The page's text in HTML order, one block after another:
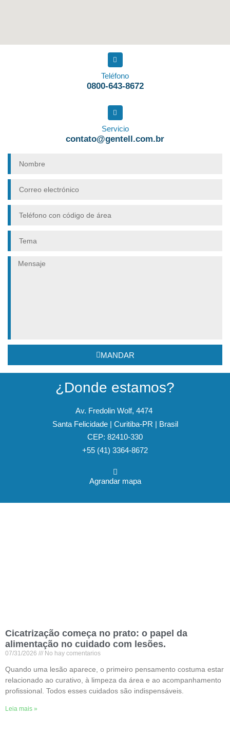
Teléfono
0800-643-8672
Servicio
contato@gentell.com.br
MANDAR
¿Donde estamos?
Av. Fredolin Wolf, 4474
Santa Felicidade | Curitiba-PR | Brasil
CEP: 82410-330
+55 (41) 3364-8672
Agrandar mapa
Cicatrização começa no prato: o papel da
alimentação no cuidado com lesões.
07/31/2026 No hay comentarios
Quando uma lesão aparece, o primeiro pensamento costuma estar
relacionado ao curativo, à limpeza da área e ao acompanhamento
profissional. Todos esses cuidados são indispensáveis.
Leia mais »